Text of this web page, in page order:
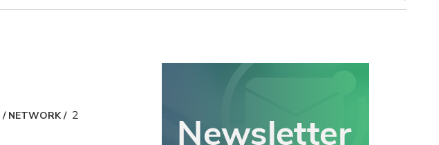
/ NETWORK/ 2